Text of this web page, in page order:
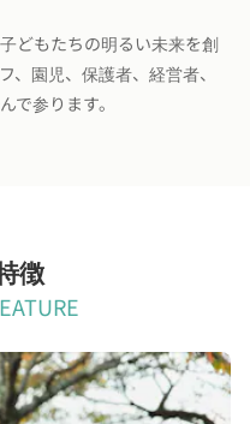
どもたちの明るい未来を創
、園児、保護者、経営者、
で参ります。
徴